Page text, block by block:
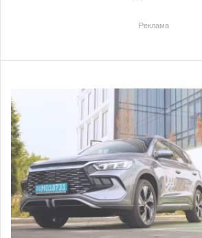
Реклама